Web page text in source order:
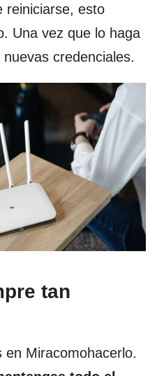
reiniciarse, esto
Una vez que lo haga
credenciales.
tan
en Miracomohacerlo.